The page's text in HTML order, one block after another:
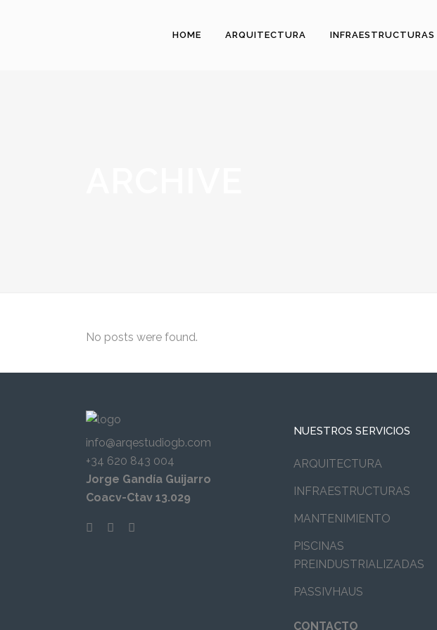
HOME ARQUITECTURA INFRAESTRUCTURAS
No posts were found.
info@arqestudiogb.com
+34 620 843 004
Jorge Gandía Guijarro
Coacv-Ctav 13.029
NUESTROS SERVICIOS
ARQUITECTURA
INFRAESTRUCTURAS
MANTENIMIENTO
PISCINAS
PREINDUSTRIALIZADAS
PASSIVHAUS
CONTACTO